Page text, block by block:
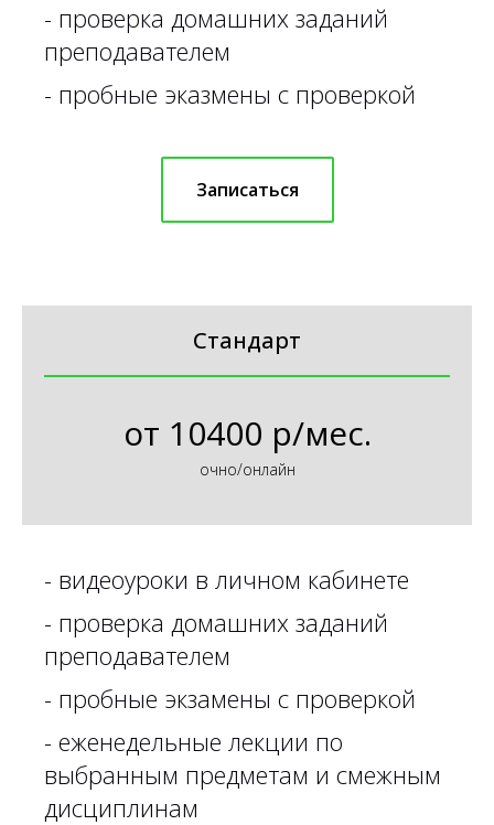
- проверка домашних заданий
преподавателем
- пробные эказмены с проверкой
Записаться
Стандарт
от 10400 р/мес.
очно/онлайн
- видеоуроки в личном кабинете
- проверка домашних заданий
преподавателем
- пробные экзамены с проверкой
- еженедельные лекции по
выбранным предметам и смежным
дисциплинам